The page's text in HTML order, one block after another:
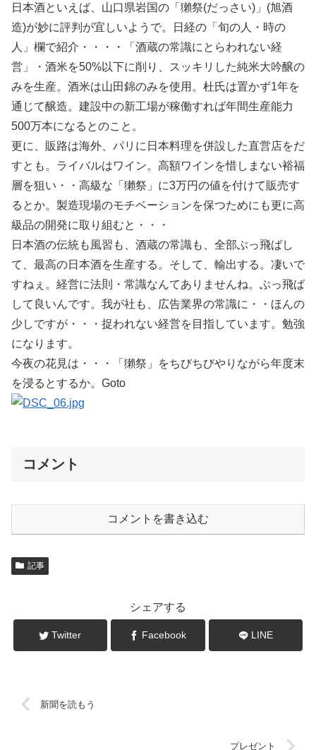
日本酒といえば、山口県岩国の「獺祭(だっさい)」(旭酒
造)が妙に評判が宜しいようで。日経の「旬の人・時の
人」欄で紹介・・・・「酒蔵の常識にとらわれない経
営」・酒米を50%以下に削り、スッキリした純米大吟醸の
みを生産。酒米は山田錦のみを使用。杜氏は置かず1年を
通じて醸造。建設中の新工場が稼働すれば年間生産能力
500万本になるとのこと。
更に、販路は海外、パリに日本料理を併設した直営店をだ
すとも。ライバルはワイン。高額ワインを惜しまない裕福
層を狙い・・高級な「獺祭」に3万円の値を付けて販売す
るとか。製造現場のモチベーションを保つためにも更に高
級品の開発に取り組むと・・・
日本酒の伝統も風習も、酒蔵の常識も、全部ぶっ飛ばし
て、最高の日本酒を生産する。そして、輸出する。凄いで
すねぇ。経営に法則・常識なんてありませんね。ぶっ飛ば
して良いんです。我が社も、広告業界の常識に・・ほんの
少しですが・・・捉われない経営を目指しています。勉強
になります。
今夜の花見は・・・「獺祭」をちびちびやりながら年度末
を浸るとするか。Goto
コメント
コメントを書き込む
記事
シェアする
Twitter Facebook LINE
新聞を読もう
プレゼント